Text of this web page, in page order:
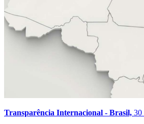
Transparência Internacional - Brasil, 30